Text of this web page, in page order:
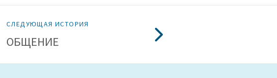
СЛЕДУЮЩАЯ ИСТОРИЯ
ОБЩЕНИЕ